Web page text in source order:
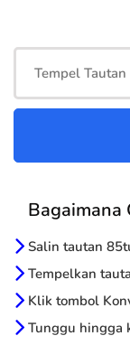
Bagaimana
Salin tautan
Tempelkan
Klik tombol
Tunggu hingga